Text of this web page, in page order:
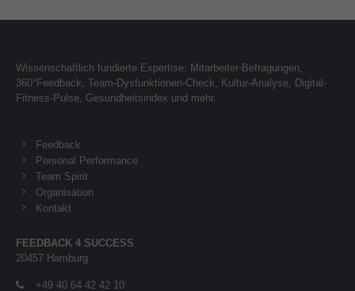
Wissenschaftlich fundierte Expertise: Mitarbeiter-Befragungen,
360°Feedback, Team-Dysfunktionen-Check, Kultur-Analyse, Digital-
Fitness-Pulse, Gesundheitsindex und mehr.
Feedback
Personal Performance
Team Spirit
Organisation
Kontakt
FEEDBACK 4 SUCCESS
20457 Hamburg
+49 40 64 42 42 10